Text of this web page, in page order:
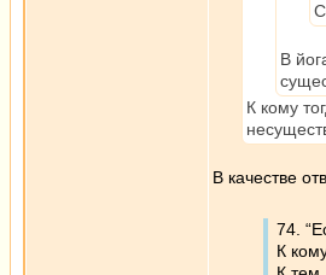
В
К кому
В качестве
74.
К